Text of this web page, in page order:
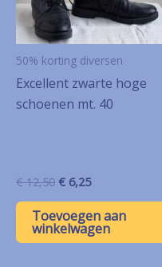
50% korting diversen
Excellent zwarte hoge
schoenen mt. 40
€12,50 Oorspronkelijke
was:
€ 12,50.
€ 6,25Huidige
is:
€ 6,25.
Toevoegen aan
winkelwagen